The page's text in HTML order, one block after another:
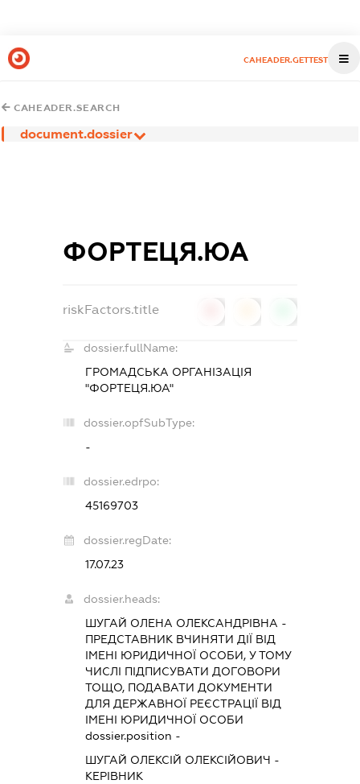
CAHEADER.GETTEST
CAHEADER.SEARCH
document.dossier
ФОРТЕЦЯ.ЮА
riskFactors.title
dossier.fullName:
ГРОМАДСЬКА ОРГАНІЗАЦІЯ
"ФОРТЕЦЯ.ЮА"
dossier.opfSubType:
-
dossier.edrpo:
45169703
dossier.regDate:
17.07.23
dossier.heads:
ШУГАЙ ОЛЕНА ОЛЕКСАНДРІВНА -
ПРЕДСТАВНИК ВЧИНЯТИ ДІЇ ВІД
ІМЕНІ ЮРИДИЧНОЇ ОСОБИ, У ТОМУ
ЧИСЛІ ПІДПИСУВАТИ ДОГОВОРИ
ТОЩО, ПОДАВАТИ ДОКУМЕНТИ
ДЛЯ ДЕРЖАВНОЇ РЕЄСТРАЦІЇ ВІД
ІМЕНІ ЮРИДИЧНОЇ ОСОБИ
dossier.position -
ШУГАЙ ОЛЕКСІЙ ОЛЕКСІЙОВИЧ -
КЕРІВНИК